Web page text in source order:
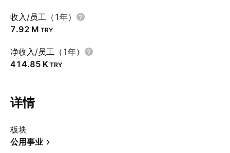
收入/员工（1年）
‪7.92 M‬ TRY
净收入/员工（1年）
‪414.85 K‬ TRY
详情
板块
公用事业